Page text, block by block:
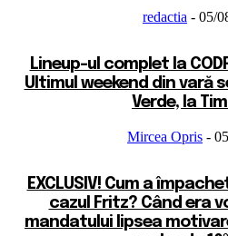
redactia - 05/
Lineup-ul complet la
Ultimul weekend din vară
Verde, la
Mircea Opris -
EXCLUSIV! Cum a
cazul Fritz? Când era
mandatului lipsea